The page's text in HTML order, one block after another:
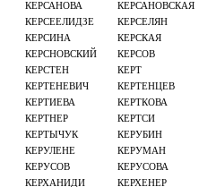
КЕРСАНОВА
КЕРСАНОВСКАЯ
КЕРСЕЕЛИДЗЕ
КЕРСЕЛЯН
КЕРСИНА
КЕРСКАЯ
КЕРСНОВСКИЙ
КЕРСОВ
КЕРСТЕН
КЕРТ
КЕРТЕНЕВИЧ
КЕРТЕНЦЕВ
КЕРТИЕВА
КЕРТКОВА
КЕРТНЕР
КЕРТСИ
КЕРТЫЧУК
КЕРУБИН
КЕРУЛЕНЕ
КЕРУМАН
КЕРУСОВ
КЕРУСОВА
КЕРХАНИДИ КЕРХЕНЕР